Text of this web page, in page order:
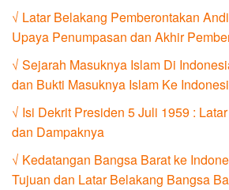
√ Latar Belakang Pemberontakan
Upaya Penumpasan dan Akhir
√ Sejarah Masuknya Islam Di
dan Bukti Masuknya Islam Ke
√ Isi Dekrit Presiden 5 Juli 1959 :
dan Dampaknya
√ Kedatangan Bangsa Barat ke
Tujuan dan Latar Belakang Bangsa